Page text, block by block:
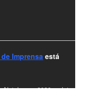
Imprensa está
Natal e um 2026 repleto